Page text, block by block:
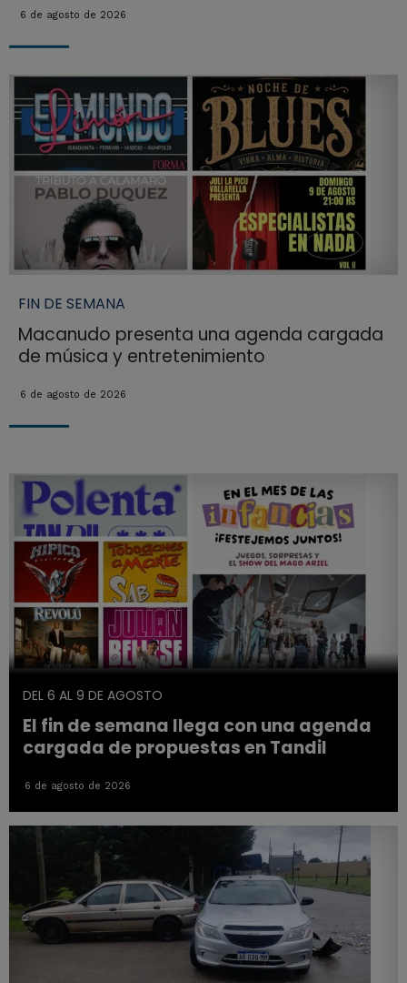
6 de agosto de 2026
FIN DE SEMANA
Macanudo presenta una agenda cargada
de música y entretenimiento
6 de agosto de 2026
DEL 6 AL 9 DE AGOSTO
El fin de semana llega con una agenda
cargada de propuestas en Tandil
6 de agosto de 2026